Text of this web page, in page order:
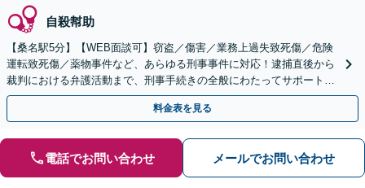
自殺幇助
【桑名駅5分】【WEB面談可】窃盗／傷害／業務上過失致死傷／危険
運転致死傷／薬物事件など、あらゆる刑事事件に対応！逮捕直後から
裁判における弁護活動まで、刑事手続きの全般にわたってサポートし
ます【完全個室対応】【休日・夜間相談可】
料金表を見る
電話でお問い合わせ メールでお問い合わせ